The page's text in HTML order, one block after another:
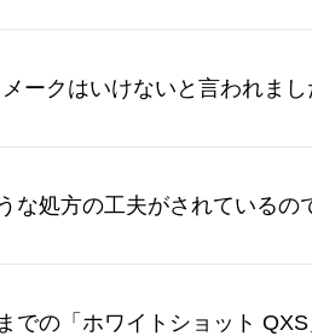
ークはいけないと言われまし
な処方の工夫がされているの
での「ホワイトショット